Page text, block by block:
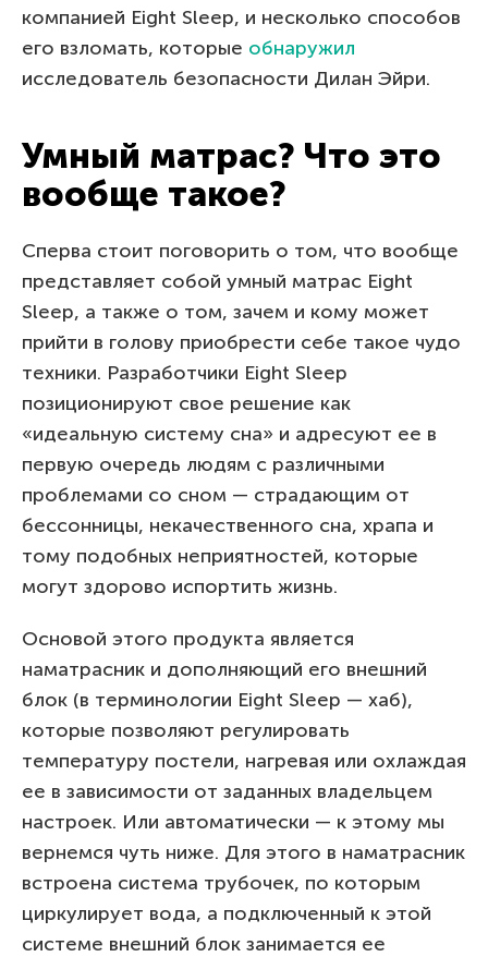
компанией Eight Sleep, и несколько способов
его взломать, которые обнаружил
исследователь безопасности Дилан Эйри.
Умный матрас? Что это
вообще такое?
Сперва стоит поговорить о том, что вообще
представляет собой умный матрас Eight
Sleep, а также о том, зачем и кому может
прийти в голову приобрести себе такое чудо
техники. Разработчики Eight Sleep
позиционируют свое решение как
«идеальную систему сна» и адресуют ее в
первую очередь людям с различными
проблемами со сном — страдающим от
бессонницы, некачественного сна, храпа и
тому подобных неприятностей, которые
могут здорово испортить жизнь.
Основой этого продукта является
наматрасник и дополняющий его внешний
блок (в терминологии Eight Sleep — хаб),
которые позволяют регулировать
температуру постели, нагревая или охлаждая
ее в зависимости от заданных владельцем
настроек. Или автоматически — к этому мы
вернемся чуть ниже. Для этого в наматрасник
встроена система трубочек, по которым
циркулирует вода, а подключенный к этой
системе внешний блок занимается ее